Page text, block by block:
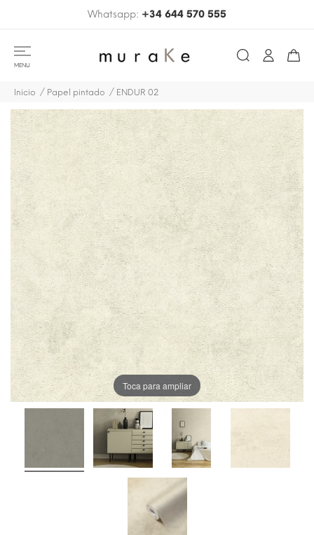
Whatsapp: +34 644 570 555
MENU
Inicio Papel pintado ENDUR 02
Toca para ampliar